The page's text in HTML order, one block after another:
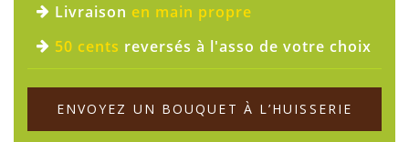
Livraison en main propre
50 cents reversés à l'asso de votre choix
ENVOYEZ UN BOUQUET À L’HUISSERIE